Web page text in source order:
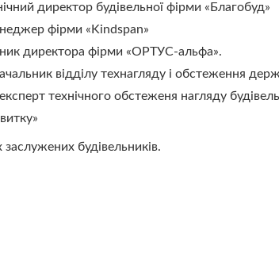
директор будівельної фірми «Благобуд»
фірми «Kindspan»
директора фірми «ОРТУС-альфа».
відділу технагляду і обстеження
технічного обстеженя нагляду
інших заслужених будівельників.